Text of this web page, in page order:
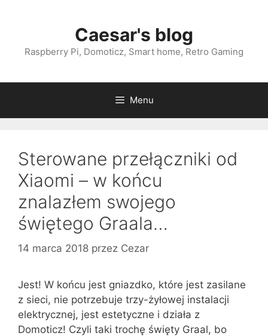
Caesar's blog
Raspberry Pi, Domoticz, Smart home, Retro Gaming
Menu
Sterowane przełączniki od
Xiaomi – w końcu
znalazłem swojego
świętego Graala…
14 marca 2018 przez Cezar
Jest! W końcu jest gniazdko, które jest zasilane
z sieci, nie potrzebuje trzy-żyłowej instalacji
elektrycznej, jest estetyczne i działa z
Domoticz! Czyli taki trochę święty Graal, bo